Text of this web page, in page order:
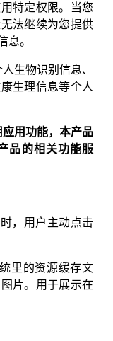
特定权限。当您
法继续为您提供
息。
生物识别信息、
生理信息等个人
用功能，本产品
品的相关功能服
，用户主动点击
里的资源缓存文
片。用于展示在